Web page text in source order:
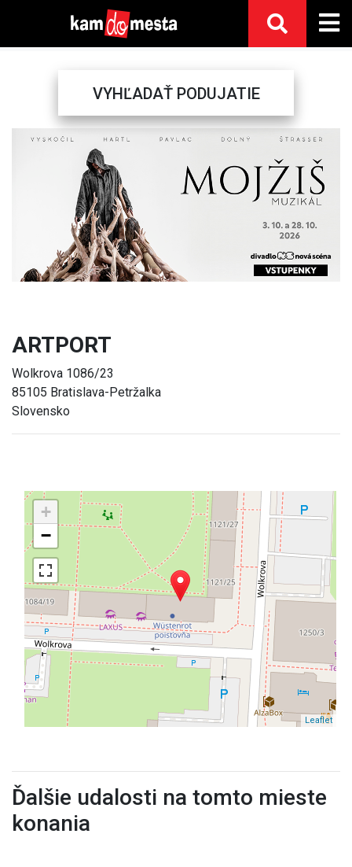
VYHĽADAŤ PODUJATIE
Previous
ARTPORT
Wolkrova 1086/23
85105 Bratislava-Petržalka
Slovensko
+
−
Leaflet
Ďalšie udalosti na tomto mieste
konania